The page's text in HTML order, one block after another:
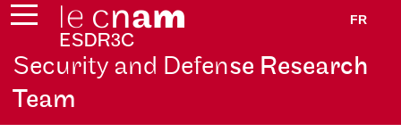
FR
Security and Defense Research
Team